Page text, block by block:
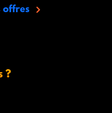
offres
?